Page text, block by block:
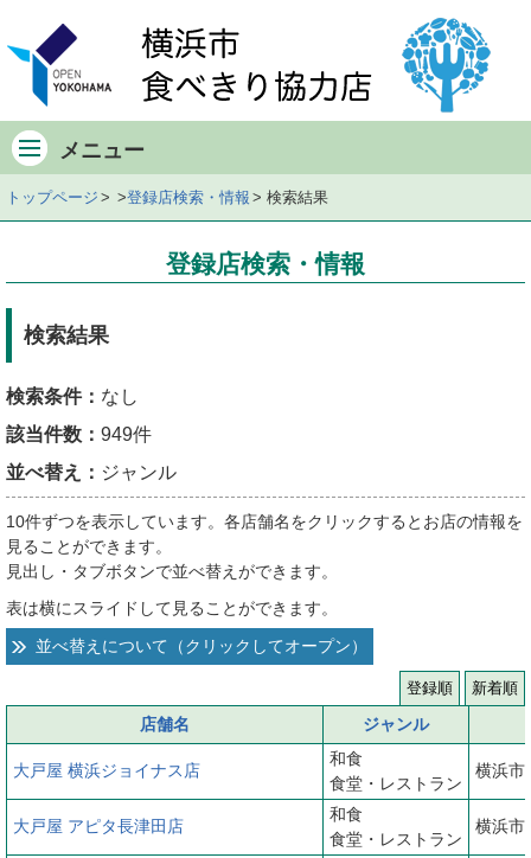
イ
ニ
ュ
件
数
店
舗
一
覧
へ
メニュー
トップページ 登録店検索・情報 検索結果
登録店検索・情報
検索結果
検索条件： なし
該当件数： 949件
並べ替え： ジャンル
10件ずつを表示しています。各店舗名をクリックするとお店の情報を
見ることができます。
見出し・タブボタンで並べ替えができます。
表は横にスライドして見ることができます。
並べ替えについて（クリックしてオープン）
登録順 新着順
店舗名 ジャンル
大戸屋 横浜ジョイナス店
和食
食堂・レストラン
横浜市
大戸屋 アピタ長津田店
和食
食堂・レストラン
横浜市